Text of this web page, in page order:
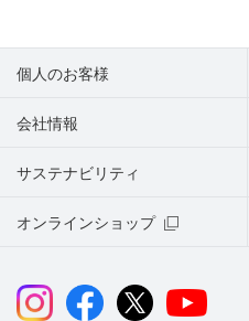
個人のお客様
会社情報
サステナビリティ
オンラインショップ